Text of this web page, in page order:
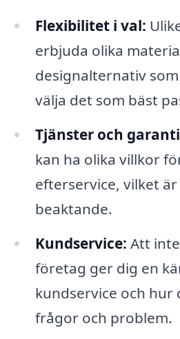
Flexibilitet i val:
erbjuda olika
designalternativ
välja det som bäst
Tjänster och
kan ha olika villkor
efterservice, vilket
beaktande.
Kundservice: Att
företag ger dig en
kundservice och hur
frågor och problem.